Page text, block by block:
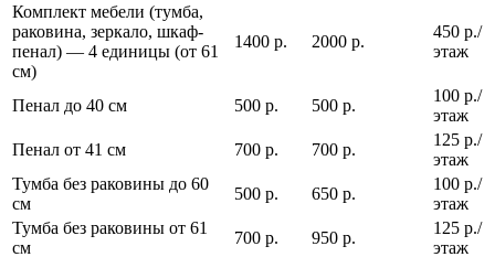
Комплект мебели (тумба,
раковина, зеркало, шкаф-
пенал) — 4 единицы (от 61
см)
1400 р. 2000 р.
450 р./
этаж
Пенал до 40 см 500 р. 500 р.
100 р./
этаж
Пенал от 41 см
700 р. 700 р.
125 р./
этаж
Тумба без раковины до 60
см
500 р. 650 р.
100 р./
этаж
Тумба без раковины от 61
см
700 р. 950 р.
125 р./
этаж